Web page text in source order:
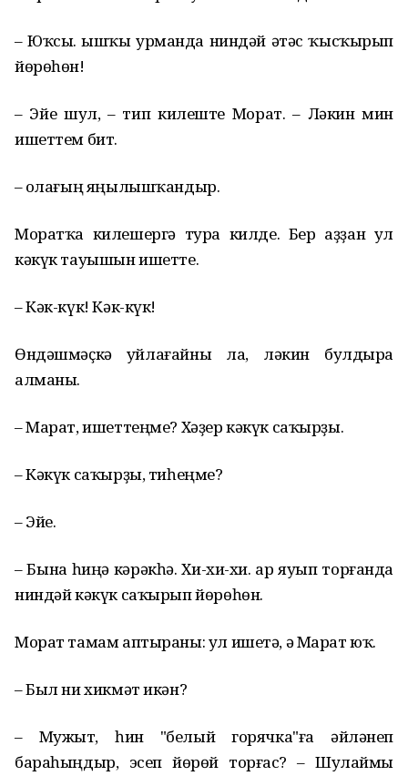
– Юҡсы. Ҡышҡы урманда ниндәй әтәс ҡысҡырып
йөрөһөн!
– Эйе шул, – тип килеште Морат. – Ләкин мин
ишеттем бит.
– Ҡолағың яңылышҡандыр.
Моратҡа килешергә тура килде. Бер аҙҙан ул
кәкүк тауышын ишетте.
– Кәк-күк! Кәк-күк!
Өндәшмәҫкә уйлағайны ла, ләкин булдыра
алманы.
– Марат, ишеттеңме? Хәҙер кәкүк саҡырҙы.
– Кәкүк саҡырҙы, тиһеңме?
– Эйе.
– Бына һиңә кәрәкһә. Хи-хи-хи. Ҡар яуып торғанда
ниндәй кәкүк саҡырып йөрөһөн.
Морат тамам аптыраны: ул ишетә, ә Марат юҡ.
– Был ни хикмәт икән?
– Мужыт, һин "белый горячка"ға әйләнеп
бараһыңдыр, эсеп йөрөй торғас? – Шулаймы